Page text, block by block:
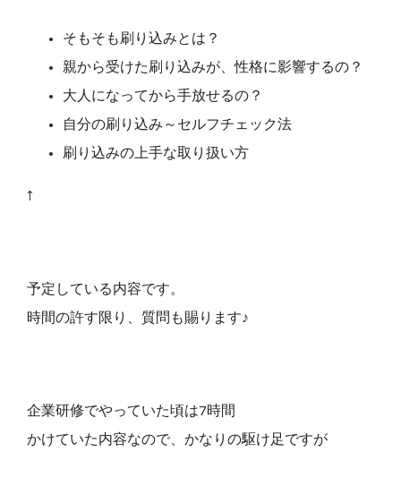
そもそも刷り込みとは？
親から受けた刷り込みが、性格に影響するの？
大人になってから手放せるの？
自分の刷り込み～セルフチェック法
刷り込みの上手な取り扱い方
↑
予定している内容です。
時間の許す限り、質問も賜ります♪
企業研修でやっていた頃は7時間
かけていた内容なので、かなりの駆け足ですが